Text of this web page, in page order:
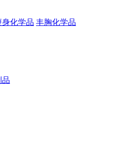
身化学品 丰胸化学品
品